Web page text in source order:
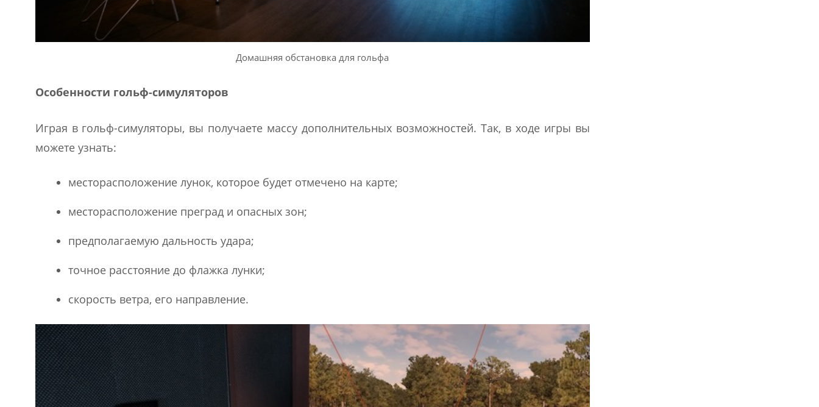
Домашняя обстановка для гольфа
Особенности гольф-симуляторов
Играя в гольф-симуляторы, вы получаете массу дополнительных возможностей. Так, в ходе игры вы
можете узнать:
месторасположение лунок, которое будет отмечено на карте;
месторасположение преград и опасных зон;
предполагаемую дальность удара;
точное расстояние до флажка лунки;
скорость ветра, его направление.